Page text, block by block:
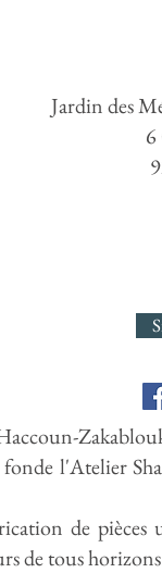
Jardin des
l'Atelier
de pièces
de tous